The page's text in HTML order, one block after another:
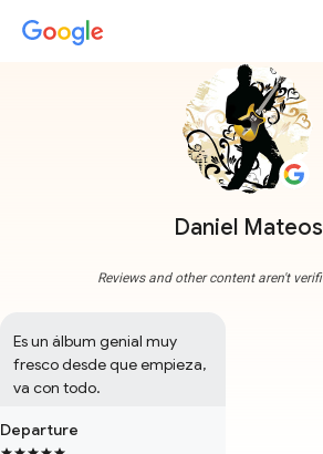
Daniel Mateos
Reviews and other content aren't
Es un álbum genial muy
fresco desde que empieza,
va con todo.
Departure